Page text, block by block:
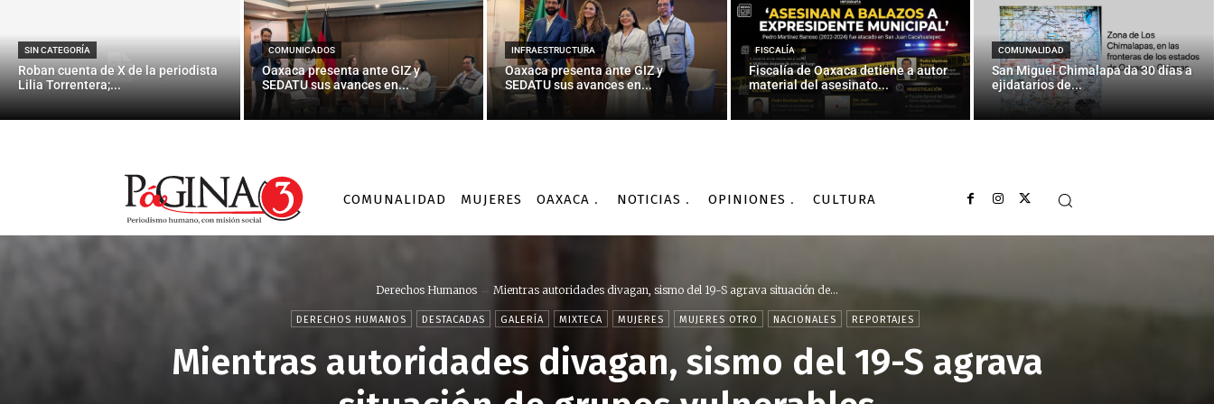
SIN CATEGORÍA
Roban cuenta de X de la periodista
Lilia Torrentera;...
COMUNICADOS
Oaxaca presenta ante GIZ y
SEDATU sus avances en...
INFRAESTRUCTURA
Oaxaca presenta ante GIZ y
SEDATU sus avances en...
FISCALÍA
Fiscalía de Oaxaca detiene a autor
material del asesinato...
COMUNALIDAD
San Miguel Chimalapa da 30 días a
ejidatarios de...
COMUNALIDAD MUJERES OAXACA NOTICIAS OPINIONES CULTURA
Derechos Humanos Mientras autoridades divagan, sismo del 19-S agrava situación de...
DERECHOS HUMANOS DESTACADAS GALERÍA MIXTECA MUJERES MUJERES OTRO NACIONALES REPORTAJES
Mientras autoridades divagan, sismo del 19-S agrava